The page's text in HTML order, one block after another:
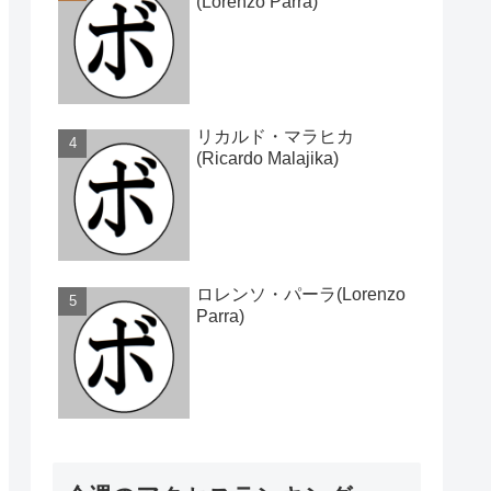
リカルド・マラヒカ
(Ricardo Malajika)
ロレンソ・パーラ(Lorenzo
Parra)